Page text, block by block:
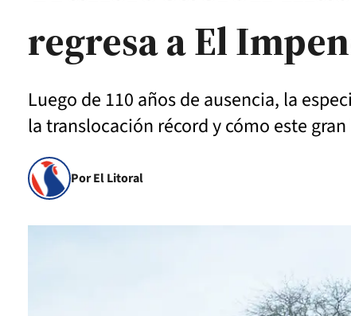
regresa a El
Luego de 110 años de ausencia, la
la translocación récord y cómo este
Por El Litoral